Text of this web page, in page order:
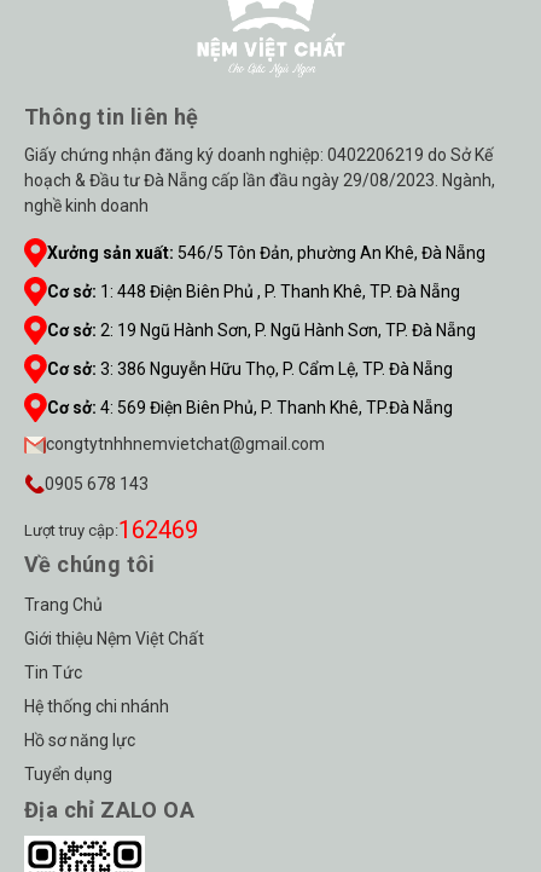
Thông tin liên hệ
Giấy chứng nhận đăng ký doanh nghiệp: 0402206219 do Sở Kế
hoạch & Đầu tư Đà Nẵng cấp lần đầu ngày 29/08/2023. Ngành,
nghề kinh doanh
Xưởng sản xuất: 546/5 Tôn Đản, phường An Khê, Đà Nẵng
Cơ sở: 1 : 448 Điện Biên Phủ , P. Thanh Khê, TP. Đà Nẵng
Cơ sở: 2: 19 Ngũ Hành Sơn, P. Ngũ Hành Sơn, TP. Đà Nẵng
Cơ sở: 3: 386 Nguyễn Hữu Thọ, P. Cẩm Lệ, TP. Đà Nẵng
Cơ sở: 4: 569 Điện Biên Phủ, P. Thanh Khê, TP.Đà Nẵng
congtytnhhnemvietchat@gmail.com
0905 678 143
Lượt truy cập:162469
Về chúng tôi
Trang Chủ
Giới thiệu Nệm Việt Chất
Tin Tức
Hệ thống chi nhánh
Hồ sơ năng lực
Tuyển dụng
Địa chỉ ZALO OA